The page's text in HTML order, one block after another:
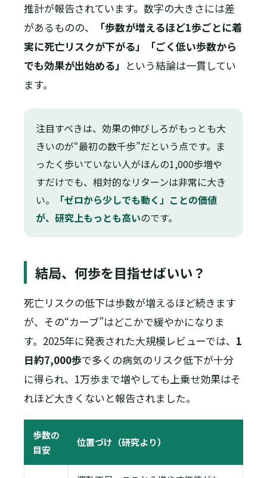
推計が報告されています。数字の大きさには差
があるものの、
「歩数が増えるほど1歩ごとに着
実に死亡リスクが下がる」「ごく低い歩数から
でも効果が出始める」 という結論は一貫してい
ます。
注目すべきは、効果の伸びしろがもっとも大
きいのが“最初の数千歩”だという点です。ま
ったく歩いていない人がほんの1,000歩増や
すだけでも、相対的なリターンは非常に大き
い。
「ゼロから少しでも動く」ことの価値
が、研究上もっとも高いのです。
結局、何歩を目指せばいい？
死亡リスクの低下は歩数が増えるほど続きます
が、その“カーブ”はどこかで緩やかになりま
す。2025年に発表された大規模レビューでは、 1
日約7,000歩で多くの病気のリスク低下が十分
に得られ、1万歩まで増やしても上乗せ効果はそ
れほど大きくないと報告されました。
歩数の
目安
位置づけ（研究より）